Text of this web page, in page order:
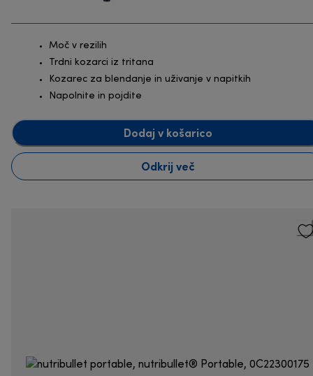
Moč v rezilih
Trdni kozarci iz tritana
Kozarec za blendanje in uživanje v napitkih
Napolnite in pojdite
Dodaj v košarico
Odkrij več